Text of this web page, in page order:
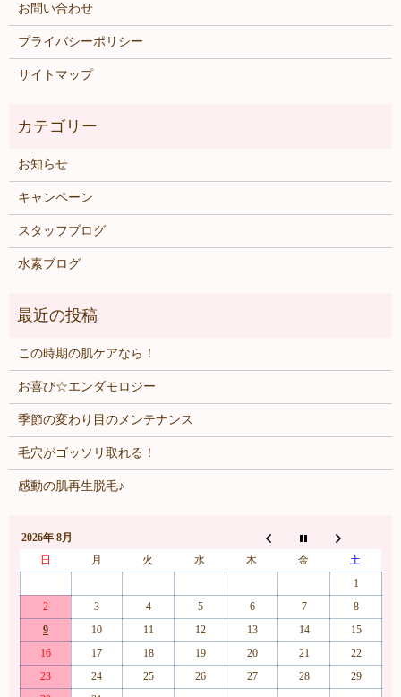
お問い合わせ
プライバシーポリシー
サイトマップ
お知らせ
キャンペーン
スタッフブログ
水素ブログ
この時期の肌ケアなら！
お喜び☆エンダモロジー
季節の変わり目のメンテナンス
毛穴がゴッソリ取れる！
感動の肌再生脱毛♪
2026年 8月
日
月 火 水 木 金
土
1
2
3 4 5 6 7
8
9
10 11 12 13 14
15
16
17 18 19 20 21
22
23
24 25 26 27 28
29